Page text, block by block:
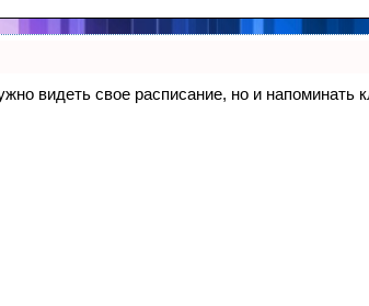
видеть свое расписание, но и